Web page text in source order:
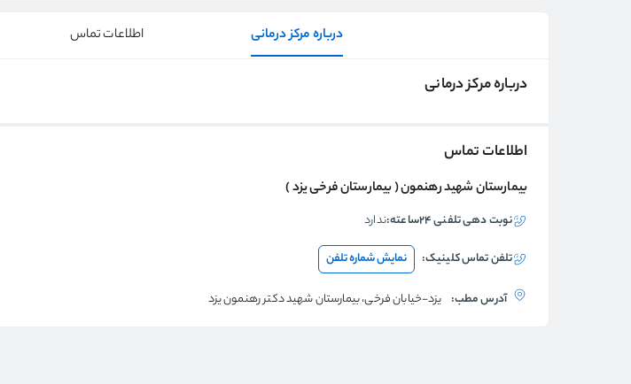
درباره مرکز درمانی اطلاعات تماس
درباره مرکز درمانی
اطلاعات تماس
بیمارستان شهید رهنمون ( بیمارستان فرخی یزد )
نوبت دهی تلفنی ۲۴ساعته: ندارد
تلفن تماسکلینیک: نمایش شماره تلفن
آدرس مطب: یزد-خیابان فرخی، بیمارستان شهید دکتر رهنمون یزد